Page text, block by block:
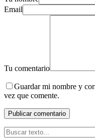
Email
Tu comentario
Guardar mi nombre y
vez que comente.